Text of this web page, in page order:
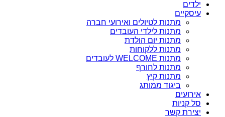
ילדים
עיסקיים
מתנות לטיולים ואירועי חברה
מתנות לילדי העובדים
מתנות יום הולדת
מתנות ללקוחות
מתנות WELCOME לעובדים
מתנות לחורף
מתנות קיץ
ביגוד ממותג
אירועים
סל קניות
יצירת קשר